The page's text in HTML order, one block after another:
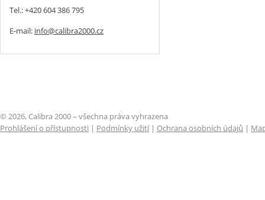
Tel.: +420 604 386 795
E-mail: info@calibra2000.cz
© 2026, Calibra 2000 – všechna práva vyhrazena
Prohlášení o přístupnosti | Podmínky užití| Ochrana osobních údajů |